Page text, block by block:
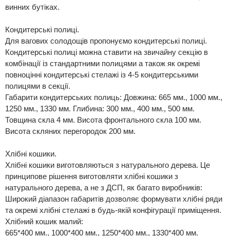
винних бутіках.
Кондитерські полиці.
Для вагових солодощів пропонуємо кондитерські полиці.
Кондитерські полиці можна ставити на звичайну секцію в
комбінації із стандартними полицями а також як окремі
повноцінні кондитерські стелажі із 4-5 кондитерськими
полицями в секції.
Габарити кондитерських полиць: Довжина: 665 мм., 1000 мм.,
1250 мм., 1330 мм. Глибина: 300 мм., 400 мм., 500 мм.
Товщина скла 4 мм. Висота фронтального скла 100 мм.
Висота скляних перегородок 200 мм.
Хлібні кошики.
Хлібні кошики виготовляються з натурального дерева. Це
принципове рішення виготовляти хлібні кошики з
натурального дерева, а не з ДСП, як багато виробників:
Широкий діапазон габаритів дозволяє формувати хлібні ряди
та окремі хлібні стелажі в будь-якій конфігурації приміщення.
Хлібний кошик малий:
665*400 мм., 1000*400 мм., 1250*400 мм., 1330*400 мм.